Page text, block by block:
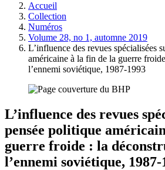
Accueil
Collection
Numéros
Volume 28, no 1, automne 2019
L’influence des revues spécialisées
américaine à la fin de la guerre
l’ennemi soviétique, 1987-1993
L’influence des revues
pensée politique
guerre froide : la
l’ennemi soviétique, 1987-